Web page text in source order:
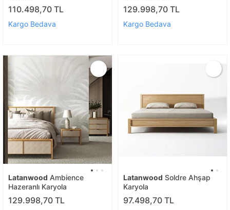
110.498,70 TL
Kargo Bedava
129.998,70 TL
Kargo Bedava
Latanwood Ambience
Hazeranlı Karyola
129.998,70 TL
Latanwood Soldre Ahşap
Karyola
97.498,70 TL